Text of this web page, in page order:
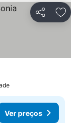
Partilhar
preços
Ver preços